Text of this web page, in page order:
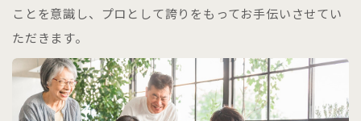
ことを意識し、プロとして誇りをもってお手伝いさせてい
ただきます。